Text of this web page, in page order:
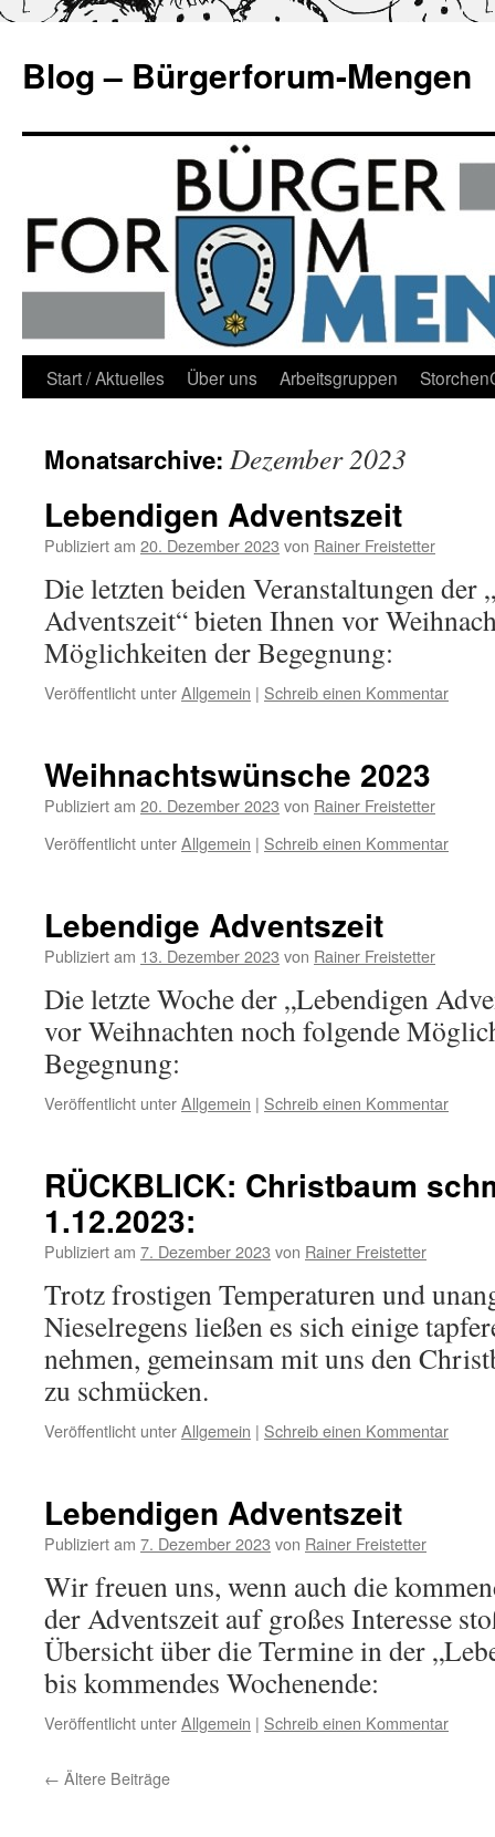
Blog – Bürgerforum-Mengen
Zum
springen
Start / Aktuelles Über uns Arbeitsgruppen
Monatsarchive: Dezember 2023
Lebendigen Adventszeit
Publiziert am 20. Dezember 2023 von Rainer Freistetter
Die letzten beiden Veranstaltungen der
Adventszeit“ bieten Ihnen vor
Möglichkeiten der Begegnung:
Veröffentlicht unterAllgemein | Schreib einen Kommentar
Weihnachtswünsche 2023
Publiziert am 20. Dezember 2023 von Rainer Freistetter
Veröffentlicht unterAllgemein | Schreib einen Kommentar
Lebendige Adventszeit
Publiziert am 13. Dezember 2023 von Rainer Freistetter
Die letzte Woche der „Lebendigen
vor Weihnachten noch folgende
Begegnung:
Veröffentlicht unterAllgemein | Schreib einen Kommentar
RÜCKBLICK: Christbaum
1.12.2023:
Publiziert am 7. Dezember 2023 von Rainer Freistetter
Trotz frostigen Temperaturen und
Nieselregens ließen es sich einige
nehmen, gemeinsam mit uns den
zu schmücken.
Veröffentlicht unterAllgemein | Schreib einen Kommentar
Lebendigen Adventszeit
Publiziert am 7. Dezember 2023 von Rainer Freistetter
Wir freuen uns, wenn auch die
der Adventszeit auf großes Interesse
Übersicht über die Termine in der
bis kommendes Wochenende:
Veröffentlicht unterAllgemein | Schreib einen Kommentar
← Ältere Beiträge